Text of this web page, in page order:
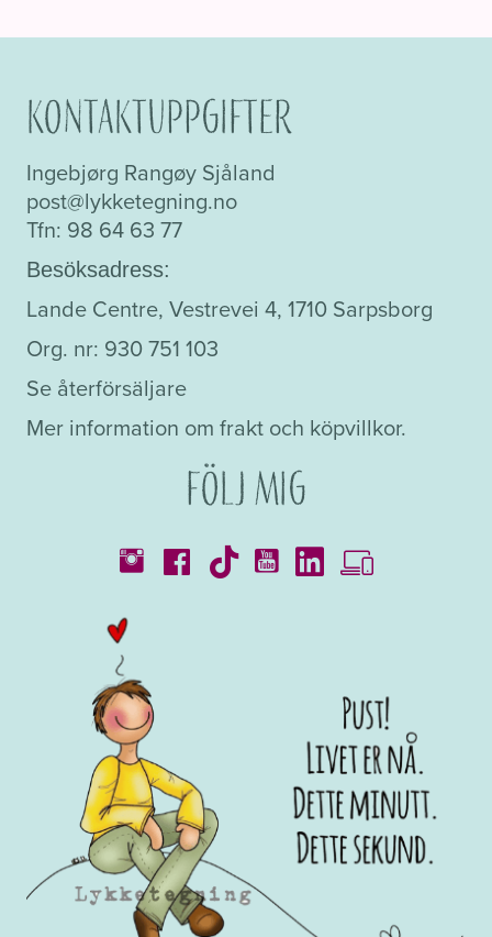
Kontaktuppgifter
Ingebjørg Rangøy Sjåland
post@lykketegning.no
Tfn: 98 64 63 77
Besöksadress:
Lande Centre, Vestrevei 4, 1710 Sarpsborg
Org. nr: 930 751 103
Se återförsäljare
Mer information om frakt och köpvillkor.
Följ mig
Kataloger